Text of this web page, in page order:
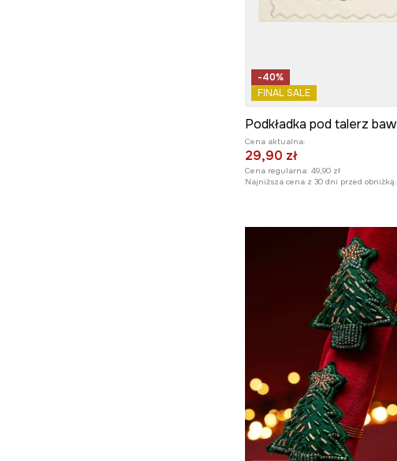
-40%
FINAL SALE
Cena aktualna:
29,90 zł
Cena regularna: 49,90 zł
Najniższa cena z 30 dni przed obniżką: